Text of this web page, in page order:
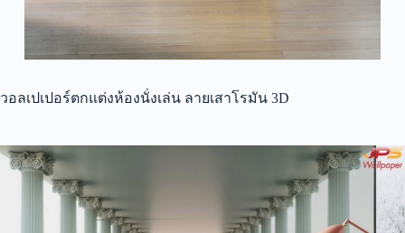
วอลเปเปอร์ตกแต่งห้องนั่งเล่น ลายเสาโรมัน 3D